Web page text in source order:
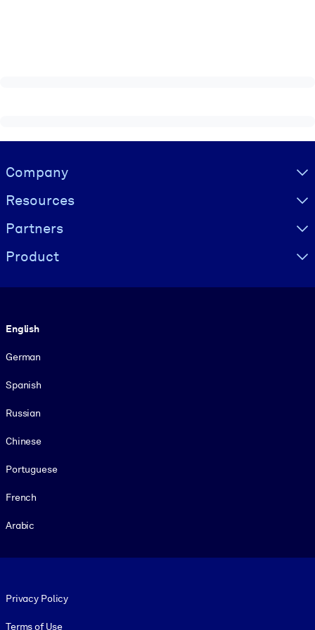
Visually hidden Text
Company
Resources
Partners
Product
English
German
Spanish
Russian
Chinese
Portuguese
French
Arabic
Privacy Policy
Terms of Use